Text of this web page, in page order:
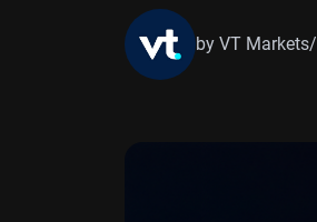
by VT Markets/